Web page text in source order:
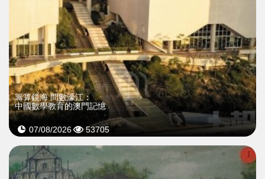
籌算鏡海 問數濠江：
中國數學教育的澳門記憶
07/08/2026 53705